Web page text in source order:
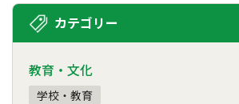
カテゴリー
教育・文化
学校・教育